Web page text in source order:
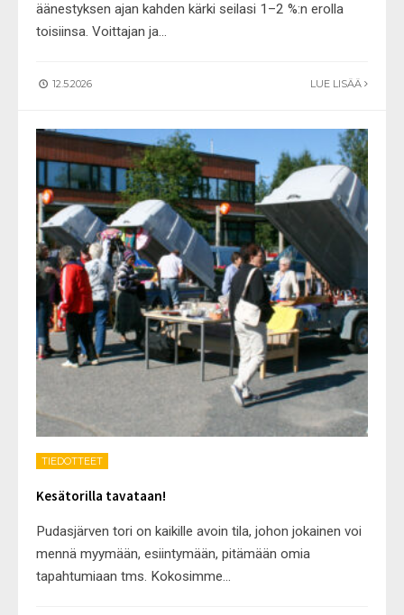
äänestyksen ajan kahden kärki seilasi 1–2 %:n erolla
toisiinsa. Voittajan ja...
12.5.2026 LUE LISÄÄ
TIEDOTTEET
Kesätorilla tavataan!
Pudasjärven tori on kaikille avoin tila, johon jokainen voi
mennä myymään, esiintymään, pitämään omia
tapahtumiaan tms. Kokosimme...